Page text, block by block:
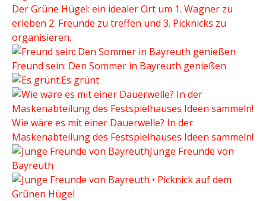
Der Grüne Hügel: ein idealer Ort um 1. Wagner zu
erleben 2. Freunde zu treffen und 3. Picknicks zu
organisieren.
Freund sein: Den Sommer in Bayreuth genießen
Es grünt.
Wie wäre es mit einer Dauerwelle? In der
Maskenabteilung des Festspielhauses Ideen sammeln!
Junge Freunde von
Bayreuth